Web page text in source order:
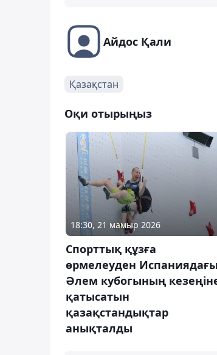
Айдос Қали
Қазақстан
Оқи отырыңыз
18:30, 21 мамыр 2026
Спорттық құзға
өрмелеуден Испаниядағы
Әлем кубогының
қатысатын
қазақстандықтар
анықталды